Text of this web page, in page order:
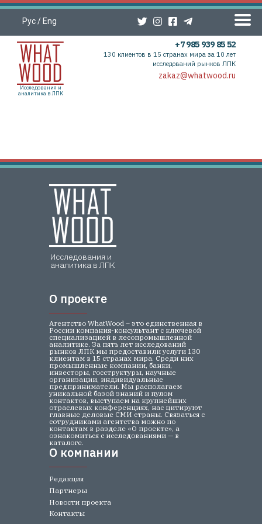
Рус/ Eng
Исследования и
аналитика в ЛПК
+7 985 939 85 52
130 клиентов в 15 странах мира за 10 лет
исследований рынков ЛПК
zakaz@whatwood.ru
Редакция
Партнеры
Агентство WhatWood – это единственная в
России компания-консультант с ключевой
специализацией в лесопромышленной
аналитике. За пять лет исследований
рынков ЛПК мы предоставили услуги 130
клиентам в 15 странах мира. Среди них
промышленные компании, банки,
инвесторы, госструктуры, научные
организации, индивидуальные
предприниматели. Мы располагаем
уникальной базой знаний и пулом
контактов, выступаем на крупнейших
отраслевых конференциях, нас цитируют
главные деловые СМИ страны. Связаться с
сотрудниками агентства можно по
контактам в разделе «О проекте», а
ознакомиться с исследованиями — в
каталоге.
Новости проекта
Контакты
Исследования и
аналитика в ЛПК
О проекте
О компании
О проекте
О компании